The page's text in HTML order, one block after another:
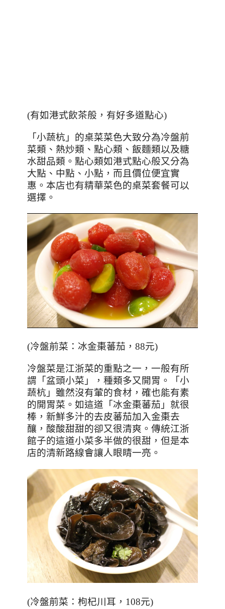
(有如港式飲茶般，有好多道點心)
「小蔬杭」的桌菜菜色大致分為冷盤前
菜類、熱炒類、點心類、飯麵類以及糖
水甜品類。點心類如港式點心般又分為
大點、中點、小點，而且價位便宜實
惠。本店也有精華菜色的桌菜套餐可以
選擇。
(冷盤前菜：冰金棗蕃茄，88元)
冷盤菜是江浙菜的重點之一，一般有所
謂 「盆頭小菜」，種類多又開胃。「小
蔬杭」雖然沒有葷的食材，確也能有素
的開胃菜。如這道「冰金棗蕃茄」就很
棒，新鮮多汁的去皮蕃茄加入金棗去
釀，酸酸甜甜的卻又很清爽。傳統江浙
館子的這道小菜多半做的很甜，但是本
店的清新路線會讓人眼睛一亮。
(冷盤前菜：枸杞川耳，108元)